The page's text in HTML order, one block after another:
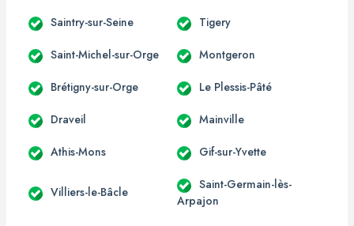
Saintry-sur-Seine Tigery
Saint-Michel-sur-Orge Montgeron
Brétigny-sur-Orge Le Plessis-Pâté
Draveil Mainville
Athis-Mons Gif-sur-Yvette
Villiers-le-Bâcle
Saint-Germain-lès-
Arpajon